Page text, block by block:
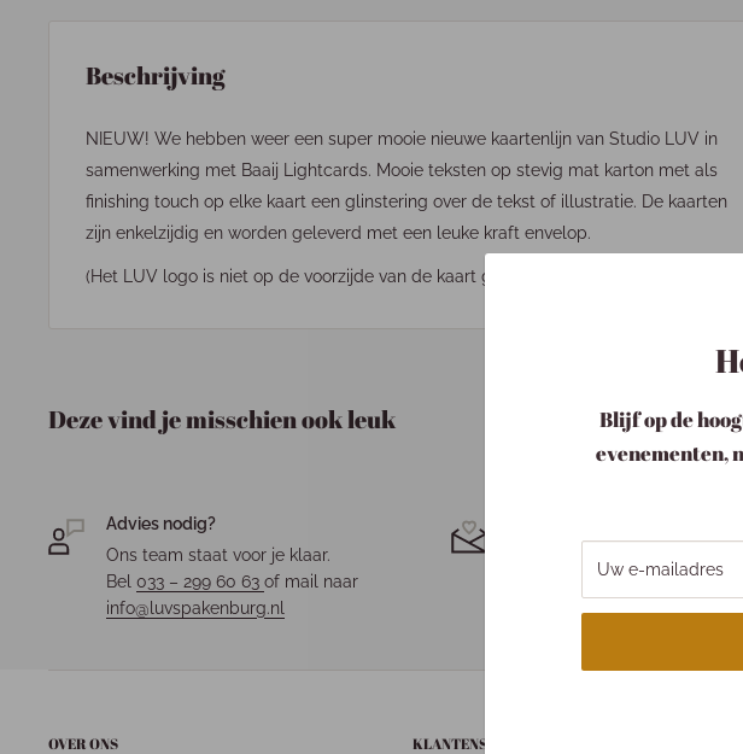
Blijf op de
evenementen,
Uw e-mailadres
Beschrijving
NIEUW! We hebben weer een super mooie nieuwe kaartenlijn van Studio LUV in
samenwerking met Baaij Lightcards. Mooie teksten op stevig mat karton met als
finishing touch op elke kaart een glinstering over de tekst of illustratie. De kaarten
zijn enkelzijdig en worden geleverd met een leuke kraft envelop.
(Het LUV logo is niet op de voorzijde van de kaart gedrukt.)
Deze vind je misschien ook leuk
Advies nodig?
Ons team staat voor je klaar.
Bel 033 – 299 60 63 of mail naar
info@luvspakenburg.nl
OVER ONS KLANTENSERVICE